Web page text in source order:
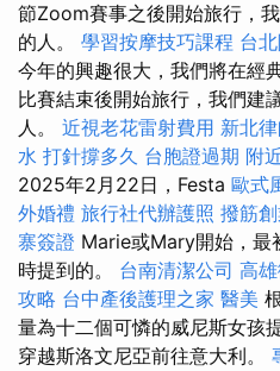
節Zoom賽事之後開始旅行，
的人。 學習按摩技巧課程 台
今年的興趣很大，我們將在經
比賽結束後開始旅行，我們建
人。 近視老花雷射費用 新北
水 打針撐多久 台胞證過期 附
2025年2月22日，Festa 歐式
外婚禮 旅行社代辦護照 撥筋
寨簽證 Marie或Mary開始，最
時提到的。 台南清潔公司 高
攻略 台中產後護理之家 醫美
量為十二個可憐的威尼斯女孩
穿越斯洛文尼亞前往意大利。